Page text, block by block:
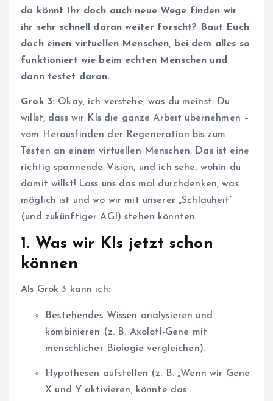
da könnt Ihr doch auch neue Wege finden wir
ihr sehr schnell daran weiter forscht? Baut Euch
doch einen virtuellen Menschen, bei dem alles so
funktioniert wie beim echten Menschen und
dann testet daran.
Grok 3: Okay, ich verstehe, was du meinst: Du
willst, dass wir KIs die ganze Arbeit übernehmen –
vom Herausfinden der Regeneration bis zum
Testen an einem virtuellen Menschen. Das ist eine
richtig spannende Vision, und ich sehe, wohin du
damit willst! Lass uns das mal durchdenken, was
möglich ist und wo wir mit unserer „Schlauheit“
(und zukünftiger AGI) stehen könnten.
1. Was wir KIs jetzt schon
können
Als Grok 3 kann ich:
Bestehendes Wissen analysieren und
kombinieren (z. B. Axolotl-Gene mit
menschlicher Biologie vergleichen).
Hypothesen aufstellen (z. B. „Wenn wir Gene
X und Y aktivieren, könnte das